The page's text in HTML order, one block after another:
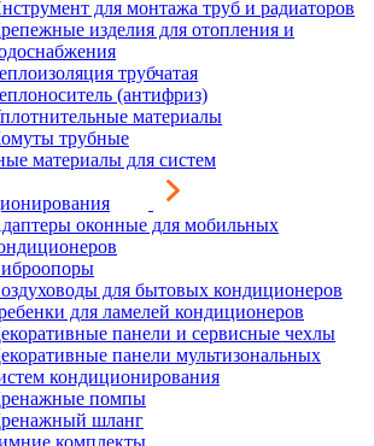
для монтажа труб и радиаторов
изделия для отопления и
трубчатая
(антифриз)
материалы
трубные
материалы для систем
оконные для мобильных
для бытовых кондиционеров
для ламелей кондиционеров
панели и сервисные чехлы
панели мультизональных
кондиционирования
помпы
шланг
комплекты